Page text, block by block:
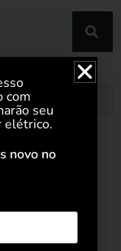
setor de
para
de
com
seu
elétrico.
novo no